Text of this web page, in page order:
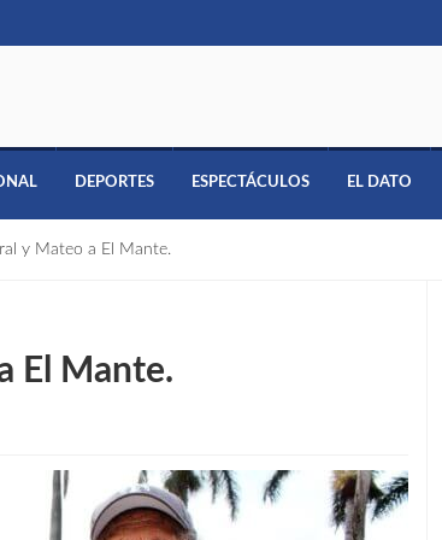
DEPORTES ESPECTÁCULOS EL DATO
y Mateo a El Mante.
El Mante.